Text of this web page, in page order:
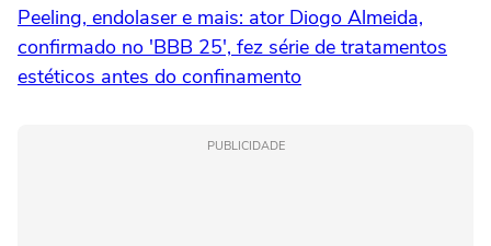
Peeling, endolaser e mais: ator Diogo Almeida,
confirmado no 'BBB 25', fez série de tratamentos
estéticos antes do confinamento
PUBLICIDADE